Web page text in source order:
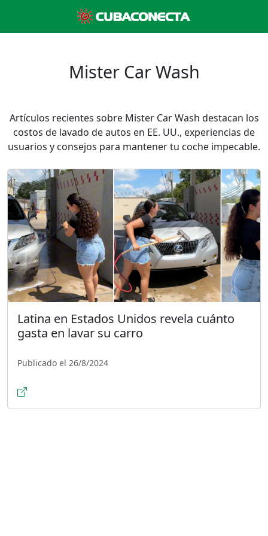
Mister Car Wash
Artículos recientes sobre Mister Car Wash destacan los
costos de lavado de autos en EE. UU., experiencias de
usuarios y consejos para mantener tu coche impecable.
Latina en Estados Unidos revela cuánto
gasta en lavar su carro
Publicado el 26/8/2024